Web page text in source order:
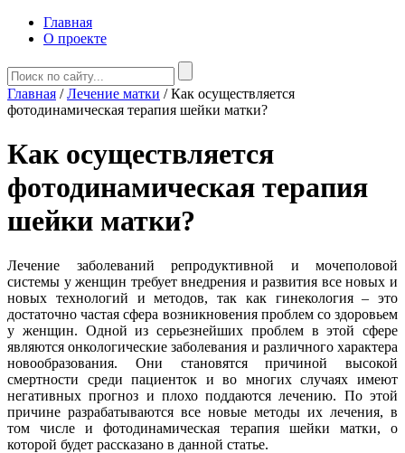
Главная
О проекте
Главная /Лечение матки /Как осуществляется
фотодинамическая терапия шейки матки?
Как осуществляется
фотодинамическая терапия
шейки матки?
Лечение заболеваний репродуктивной и мочеполовой
системы у женщин требует внедрения и развития все новых и
новых технологий и методов, так как гинекология – это
достаточно частая сфера возникновения проблем со здоровьем
у женщин. Одной из серьезнейших проблем в этой сфере
являются онкологические заболевания и различного характера
новообразования. Они становятся причиной высокой
смертности среди пациенток и во многих случаях имеют
негативных прогноз и плохо поддаются лечению. По этой
причине разрабатываются все новые методы их лечения, в
том числе и фотодинамическая терапия шейки матки, о
которой будет рассказано в данной статье.